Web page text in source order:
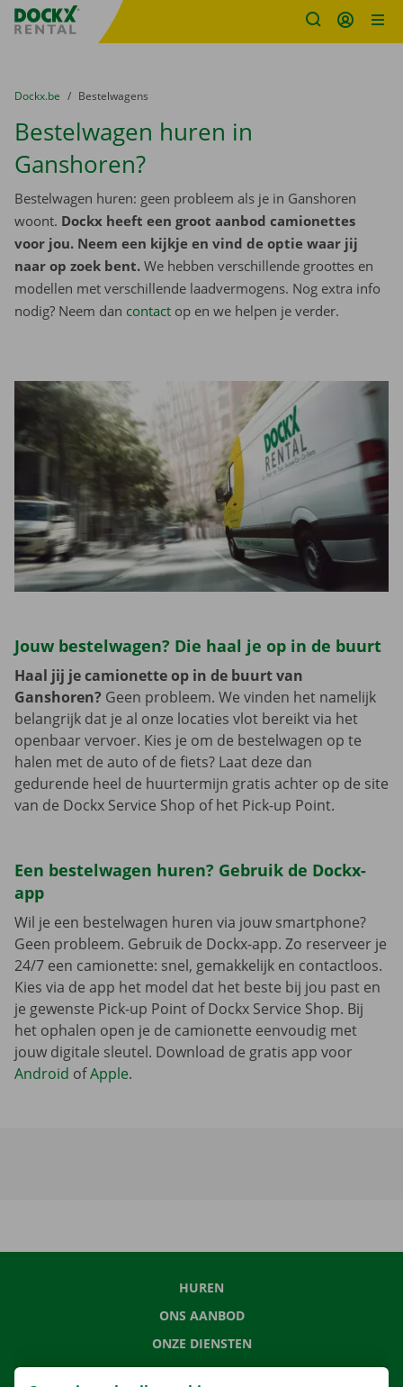
Fratello DEMO
U bevindt zich hier:
van
Dockx.be naar
Bestelwagens
Bestelwagen huren in
Ganshoren?
Bestelwagen huren: geen probleem als je in Ganshoren
woont. Dockx heeft een groot aanbod camionettes
voor jou. Neem een kijkje en vind de optie waar jij
naar op zoek bent. We hebben verschillende groottes en
modellen met verschillende laadvermogens. Nog extra info
nodig? Neem dan contact op en we helpen je verder.
Jouw bestelwagen? Die haal je op in de buurt
Haal jij je camionette op in de buurt van
Ganshoren? Geen probleem. We vinden het namelijk
belangrijk dat je al onze locaties vlot bereikt via het
openbaar vervoer. Kies je om de bestelwagen op te
halen met de auto of de fiets? Laat deze dan
gedurende heel de huurtermijn gratis achter op de site
van de Dockx Service Shop of het Pick-up Point.
Een bestelwagen huren? Gebruik de Dockx-
app
Wil je een bestelwagen huren via jouw smartphone?
Geen probleem. Gebruik de Dockx-app. Zo reserveer je
24/7 een camionette: snel, gemakkelijk en contactloos.
Kies via de app het model dat het beste bij jou past en
je gewenste Pick-up Point of Dockx Service Shop. Bij
het ophalen open je de camionette eenvoudig met
jouw digitale sleutel. Download de gratis app voor
Android ofApple.
HUREN
ONS AANBOD
ONZE DIENSTEN
LOCATIES